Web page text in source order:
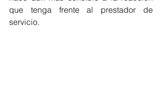
que tenga frente al prestador de
servicio.